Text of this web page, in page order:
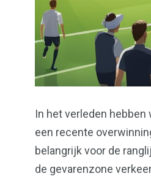
In het verleden
een recente
belangrijk voor de
de gevarenzone